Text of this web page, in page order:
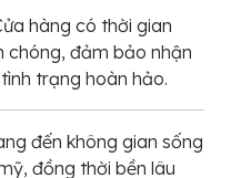
hàng có thời gian
chóng, đảm bảo nhận
trạng hoàn hảo.
đến không gian sống
đồng thời bền lâu